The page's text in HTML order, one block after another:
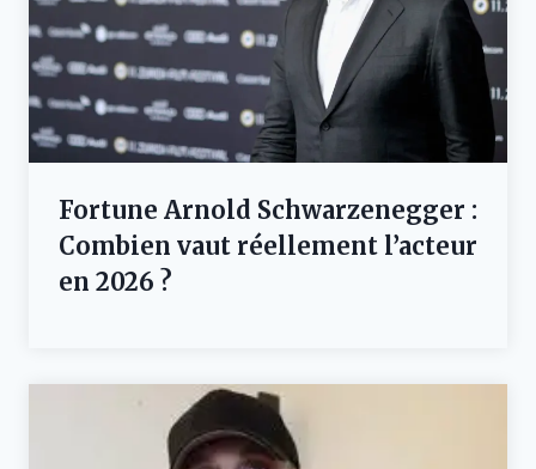
Fortune Arnold Schwarzenegger :
Combien vaut réellement l’acteur
en 2026 ?